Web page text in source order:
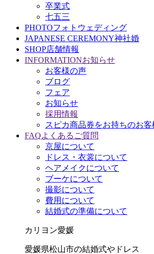
卒業式
七五三
PHOTOフォトウェディング
JAPANESE CEREMONY神社婚
SHOP店舗情報
INFORMATIONお知らせ
お客様の声
ブログ
フェア
お知らせ
採用情報
スピカ商品券をお持ちのお客
FAQよくあるご質問
京屋について
ドレス・衣裳について
ヘアメイクについて
ブーケについて
撮影について
費用について
結婚式の準備について
カリヨン愛媛
愛媛県松山市の結婚式やドレス